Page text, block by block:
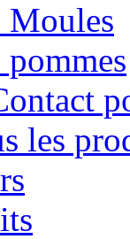
Moules
pommes
les